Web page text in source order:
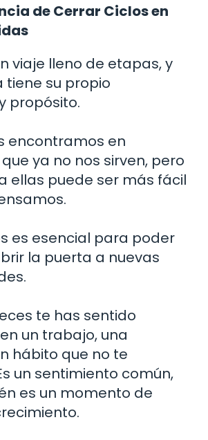
de Cerrar Ciclos en
viaje lleno de etapas, y
su propio
propósito.
encontramos en
ya no nos sirven, pero
ellas puede ser más fácil
es esencial para poder
la puerta a nuevas
te has sentido
un trabajo, una
hábito que no te
un sentimiento común,
es un momento de